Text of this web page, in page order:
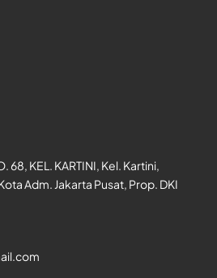
68, KEL. KARTINI, Kel. Kartini,
Adm. Jakarta Pusat, Prop. DKI